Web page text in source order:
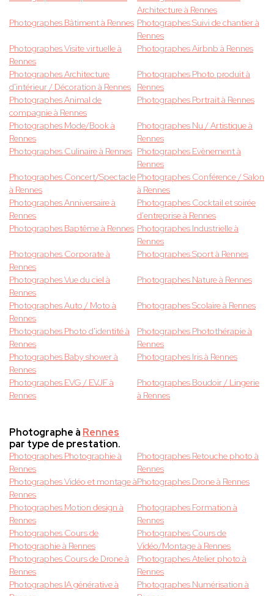
Architecture à Rennes
Photographes Bâtiment à Rennes Photographes Suivi de chantier à
Rennes
Photographes Visite virtuelle à
Rennes
Photographes Airbnb à Rennes
Photographes Architecture
d'intérieur / Décoration à Rennes
Photographes Photo produit à
Rennes
Photographes Animal de
compagnie à Rennes
Photographes Portrait à Rennes
Photographes Mode/Book à
Rennes
Photographes Nu / Artistique à
Rennes
Photographes Culinaire à Rennes Photographes Evènement à
Rennes
Photographes Concert/Spectacle
à Rennes
Photographes Conférence / Salon
à Rennes
Photographes Anniversaire à
Rennes
Photographes Cocktail et soirée
d'entreprise à Rennes
Photographes Baptême à Rennes Photographes Industrielle à
Rennes
Photographes Corporate à
Rennes
Photographes Sport à Rennes
Photographes Vue du ciel à
Rennes
Photographes Nature à Rennes
Photographes Auto / Moto à
Rennes
Photographes Scolaire à Rennes
Photographes Photo d'identité à
Rennes
Photographes Photothérapie à
Rennes
Photographes Baby shower à
Rennes
Photographes Iris à Rennes
Photographes EVG / EVJF à
Rennes
Photographes Boudoir / Lingerie
à Rennes
Photographe à Rennes
par type de prestation.
Photographes Photographie à
Rennes
Photographes Retouche photo à
Rennes
Photographes Vidéo et montage à
Rennes
Photographes Drone à Rennes
Photographes Motion design à
Rennes
Photographes Formation à
Rennes
Photographes Cours de
Photographie à Rennes
Photographes Cours de
Vidéo/Montage à Rennes
Photographes Cours de Drone à
Rennes
Photographes Atelier photo à
Rennes
Photographes IA générative à
Photographes Numérisation à